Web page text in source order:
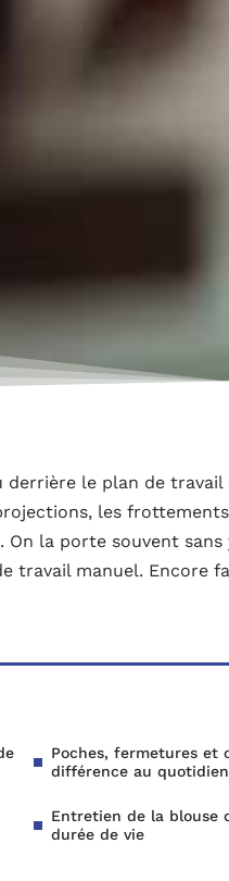
le plan de travail
les
la porte souvent
travail manuel. Encore
Poches, fermetures et
différence au quotidien
Entretien de la blouse
durée de vie